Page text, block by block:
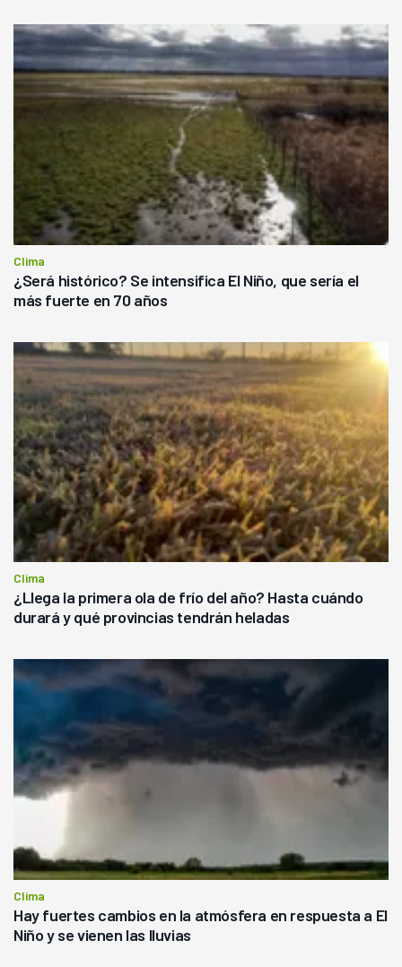
Clima
¿Será histórico? Se intensifica El Niño, que sería el
más fuerte en 70 años
Clima
¿Llega la primera ola de frío del año? Hasta cuándo
durará y qué provincias tendrán heladas
Clima
Hay fuertes cambios en la atmósfera en respuesta a El
Niño y se vienen las lluvias